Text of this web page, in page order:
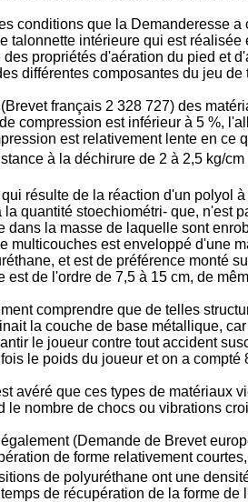
conditions que la Demanderesse
talonnette intérieure qui est
propriétés d'aération du pied et
différentes composantes du jeu de
français 2 328 727) des
compression est inférieur à 5 %,
est relativement lente en ce
à la déchirure de 2 à 2,5 kg/
résulte de la réaction d'un polyol
la quantité stoechiométri- que, n'est
dans la masse de laquelle sont
multicouches est enveloppé d'une
et est de préférence monté
est de l'ordre de 7,5 à 15 cm, de
comprendre que de telles
la couche de base métallique,
le joueur contre tout accident
le poids du joueur et on a compté
avéré que ces types de matériaux
le nombre de chocs ou vibrations
(Demande de Brevet
de forme relativement
de polyuréthane ont une
de récupération de la forme